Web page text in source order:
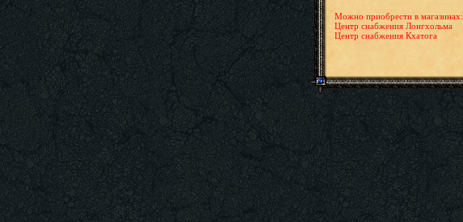
Можно приобрести в магазинах:
Центр снабжения Лонгхольма
Центр снабжения Кхатога